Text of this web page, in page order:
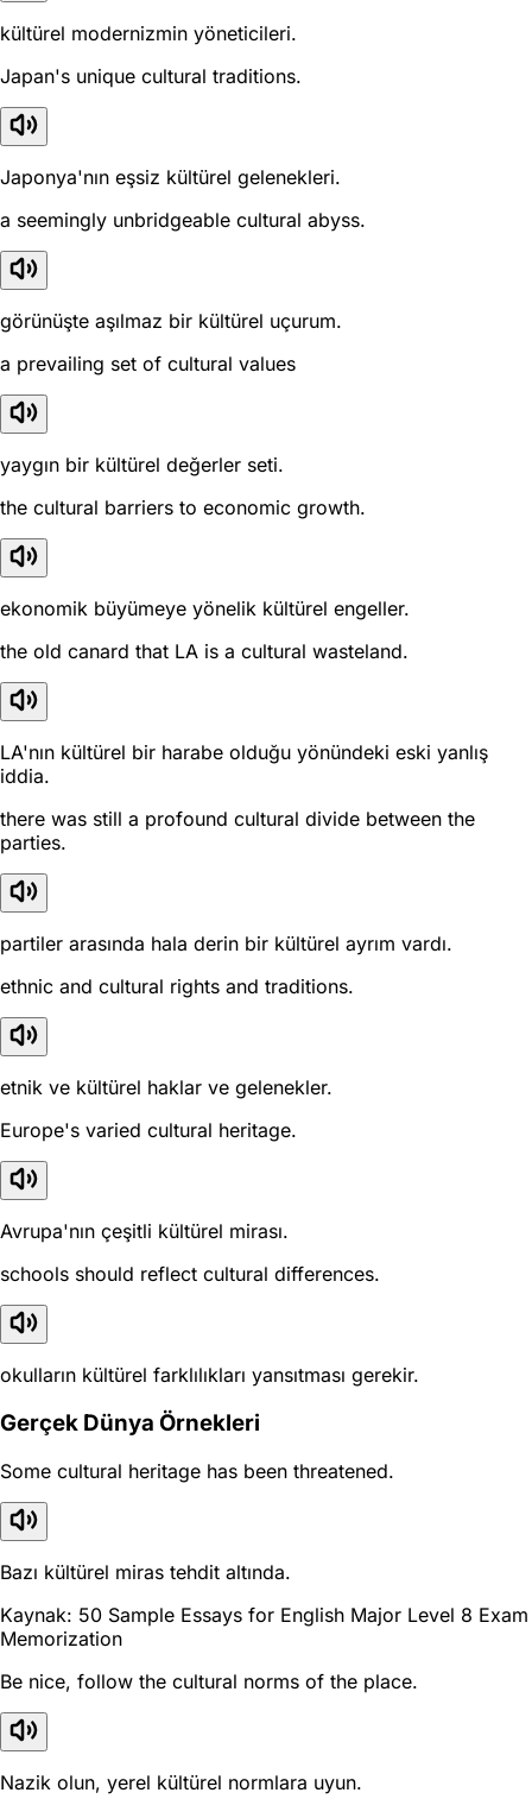
kültürel modernizmin yöneticileri.
Japan's unique cultural traditions.
Japonya'nın eşsiz kültürel gelenekleri.
a seemingly unbridgeable cultural abyss.
görünüşte aşılmaz bir kültürel uçurum.
a prevailing set of cultural values
yaygın bir kültürel değerler seti.
the cultural barriers to economic growth.
ekonomik büyümeye yönelik kültürel engeller.
the old canard that LA is a cultural wasteland.
LA'nın kültürel bir harabe olduğu yönündeki eski yanlış
iddia.
there was still a profound cultural divide between the
parties.
partiler arasında hala derin bir kültürel ayrım vardı.
ethnic and cultural rights and traditions.
etnik ve kültürel haklar ve gelenekler.
Europe's varied cultural heritage.
Avrupa'nın çeşitli kültürel mirası.
schools should reflect cultural differences.
okulların kültürel farklılıkları yansıtması gerekir.
Gerçek Dünya Örnekleri
Some cultural heritage has been threatened.
Bazı kültürel miras tehdit altında.
Kaynak: 50 Sample Essays for English Major Level 8 Exam
Memorization
Be nice, follow the cultural norms of the place.
Nazik olun, yerel kültürel normlara uyun.